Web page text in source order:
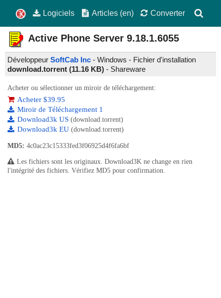
Logiciels Articles (en) Converter
Active Phone Server 9.18.1.6055
Développeur SoftCab Inc - Windows - Fichier d'installation
download.torrent (11.16 KB) - Shareware
Acheter ou sélectionner un miroir de téléchargement:
Acheter $39.95
Miroir de Téléchargement 1
Download3k US (download.torrent)
Download3k EU (download.torrent)
MD5: 4c0ac23c15333fed3f06925d4f6fa6bf
Les fichiers sont les originaux. Download3K ne change en rien
l'intégrité des fichiers. Vérifiez MD5 pour confirmation.